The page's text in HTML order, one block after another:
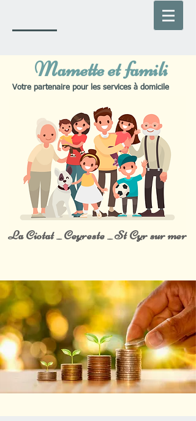
Mamette et famili
Votre partenaire pour les services à domicile
La Ciotat _ Ceyreste _ St Cyr sur mer